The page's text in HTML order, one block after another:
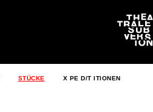
STÜCKE X PE D/T ITIONEN